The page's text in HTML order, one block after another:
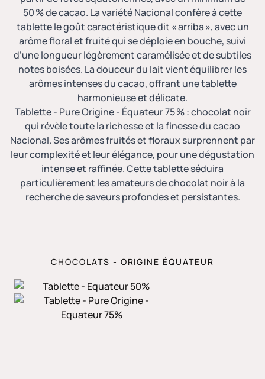
50 % de cacao. La variété Nacional confère à cette
tablette le goût caractéristique dit « arriba », avec un
arôme floral et fruité qui se déploie en bouche, suivi
d’une longueur légèrement caramélisée et de subtiles
notes boisées. La douceur du lait vient équilibrer les
arômes intenses du cacao, offrant une tablette
harmonieuse et délicate.
Tablette - Pure Origine - Équateur 75 %: chocolat noir
qui révèle toute la richesse et la finesse du cacao
Nacional. Ses arômes fruités et floraux surprennent par
leur complexité et leur élégance, pour une dégustation
intense et raffinée. Cette tablette séduira
particulièrement les amateurs de chocolat noir à la
recherche de saveurs profondes et persistantes.
CHOCOLATS - ORIGINE ÉQUATEUR